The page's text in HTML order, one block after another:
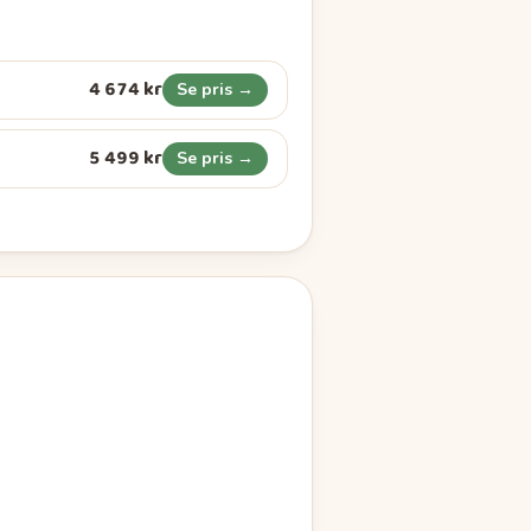
4 674 kr Se pris →
5 499 kr Se pris →